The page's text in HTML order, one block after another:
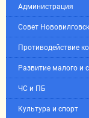
Администрация
Совет
Противодействие
Развитие малого и
ЧС и ПБ
Культура и спорт